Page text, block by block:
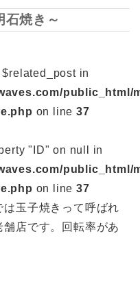
焼き～
in
public_html/
on line37
"ID" on null in
public_html/
on line37
は玉子焼きって呼ばれ
店です。回転率があ